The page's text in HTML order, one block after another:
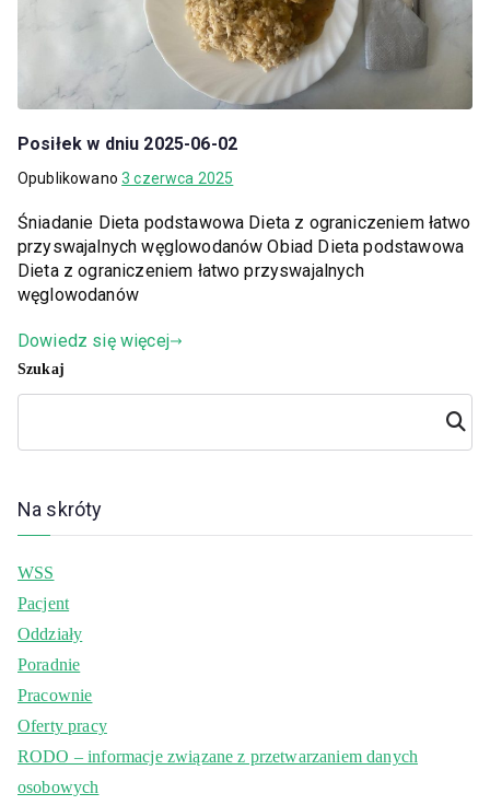
Posiłek w dniu 2025-06-02
Opublikowano3 czerwca 2025
Śniadanie Dieta podstawowa Dieta z ograniczeniem łatwo
przyswajalnych węglowodanów Obiad Dieta podstawowa
Dieta z ograniczeniem łatwo przyswajalnych
węglowodanów
Dowiedz się więcej
Szukaj
Szuka
j
Na skróty
WSS
Pacjent
Oddziały
Poradnie
Pracownie
Oferty pracy
RODO – informacje związane z przetwarzaniem danych
osobowych